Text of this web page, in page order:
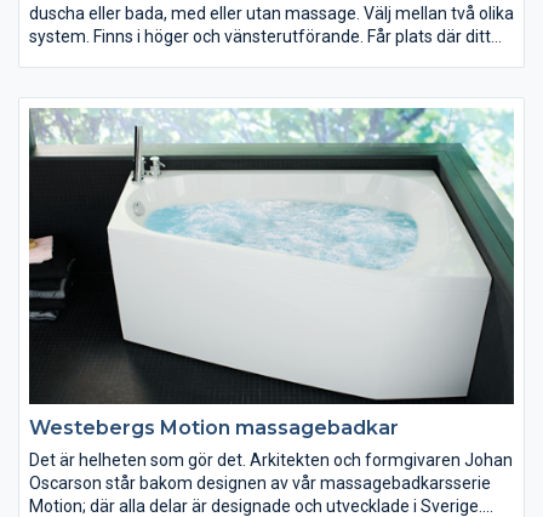
duscha eller bada, med eller utan massage. Välj mellan två olika
system. Finns i höger och vänsterutförande. Får plats där ditt
Westebergs Motion massagebadkar
Det är helheten som gör det. Arkitekten och formgivaren Johan
Oscarson står bakom designen av vår massagebadkarsserie
Motion; där alla delar är designade och utvecklade i Sverige.